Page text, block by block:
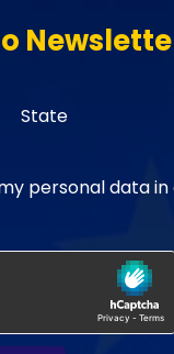
State
personal data